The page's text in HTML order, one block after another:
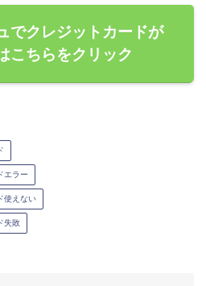
でクレジットカードが
こちらをクリック
エラー
使えない
失敗